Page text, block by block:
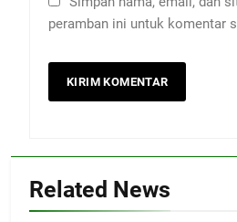
peramban ini untuk komentar
Related News